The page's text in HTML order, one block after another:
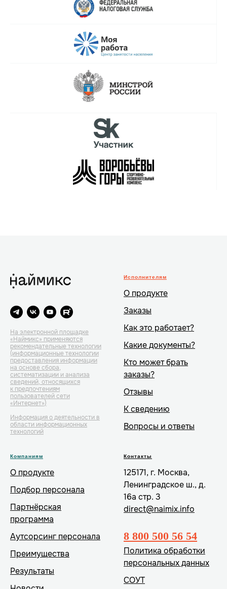
На электронной площадке
«Наймикс» применяются
рекомендательные технологии
(информационные технологии
предоставления информации
на основе сбора,
систематизации и анализа
сведений, относящихся
к предпочтениям
пользователей сети
«Интернет»)
Информация о деятельности в
области информационных
технологий
Исполнителям
О продукте
Заказы
Как это работает?
Какие документы?
Кто может брать
заказы?
Отзывы
К сведению
Вопросы и ответы
Компаниям
О продукте
Подбор персонала
Партнёрская
программа
Аутсорсинг персонала
Преимущества
Результаты
Контакты
125171, г. Москва,
Ленинградское ш., д.
16а стр. 3
direct@naimix.info
8 800 500 56 54
Политика обработки
персональных данных
СОУТ